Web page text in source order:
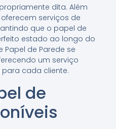
dita. Além
serviços de
que o papel de
estado ao longo do
Papel de Parede se
um serviço
cada cliente.
de